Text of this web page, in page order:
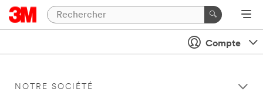
Compte
NOTRE SOCIÉTÉ